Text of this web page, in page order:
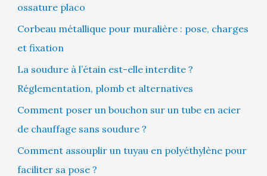
ossature placo
Corbeau métallique pour muralière : pose, charges
et fixation
La soudure à l’étain est-elle interdite ?
Réglementation, plomb et alternatives
Comment poser un bouchon sur un tube en acier
de chauffage sans soudure ?
Comment assouplir un tuyau en polyéthylène pour
faciliter sa pose ?